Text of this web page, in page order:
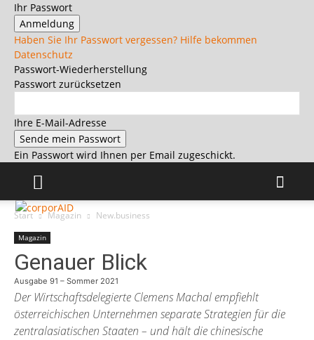
Ihr Passwort
Haben Sie Ihr Passwort vergessen? Hilfe bekommen
Datenschutz
Passwort-Wiederherstellung
Passwort zurücksetzen
Ihre E-Mail-Adresse
Ein Passwort wird Ihnen per Email zugeschickt.
Start Magazin New.business
Magazin
Genauer Blick
Ausgabe 91 – Sommer 2021
Der Wirtschaftsdelegierte Clemens Machal empfiehlt
österreichischen Unternehmen separate Strategien für die
zentralasiatischen Staaten – und hält die chinesische